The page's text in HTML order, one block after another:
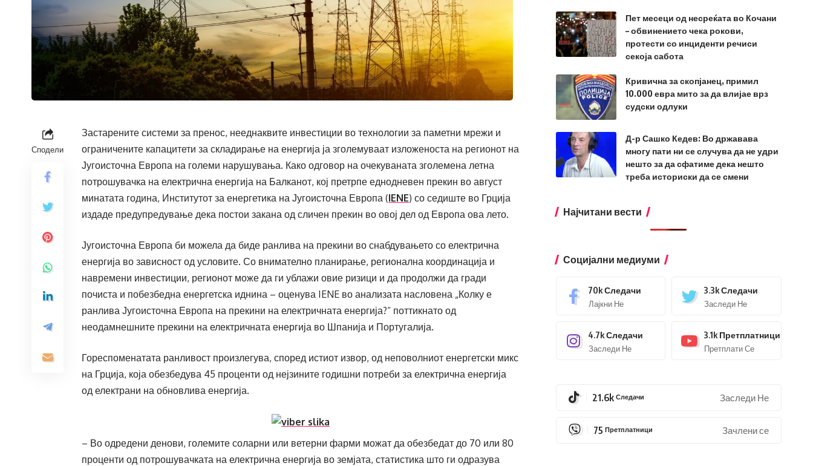
Сподели
Застарените системи за пренос, нееднаквите инвестиции во технологии за паметни мрежи и
ограничените капацитети за складирање на енергија ја зголемуваат изложеноста на регионот на
Југоисточна Европа на големи нарушувања. Како одговор на очекуваната зголемена летна
потрошувачка на електрична енергија на Балканот, кој претрпе еднодневен прекин во август
минатата година, Институтот за енергетика на Југоисточна Европа (IENE) со седиште во Грција
издаде предупредување дека постои закана од сличен прекин во овој дел од Европа ова лето.
Југоисточна Европа би можела да биде ранлива на прекини во снабдувањето со електрична
енергија во зависност од условите. Со внимателно планирање, регионална координација и
навремени инвестиции, регионот може да ги ублажи овие ризици и да продолжи да гради
почиста и побезбедна енергетска иднина – оценува IENE во анализата насловена „Колку е
ранлива Југоисточна Европа на прекини на електричната енергија?“ поттикнато од
неодамнешните прекини на електричната енергија во Шпанија и Португалија.
Гореспоменатата ранливост произлегува, според истиот извор, од неповолниот енергетски микс
на Грција, која обезбедува 45 проценти од нејзините годишни потреби за електрична енергија
од електрани на обновлива енергија.
– Во одредени денови, големите соларни или ветерни фарми можат да обезбедат до 70 или 80
проценти од потрошувачката на електрична енергија во земјата, статистика што ги одразува
Пет месеци од несреќата во Кочани
– обвинението чека рокови,
протести со инциденти речиси
секоја сабота
Кривична за скопјанец, примил
10.000 евра мито за да влијае врз
судски одлуки
Д-р Сашко Кедев: Во државава
многу пати ни се случува да не удри
нешто за да сфатиме дека нешто
треба историски да се смени
Најчитани вести
Социјални медиуми
70kСледачи
Лајкни Не
3.3kСледачи
Заследи Не
4.7kСледачи
Заследи Не
3.1k Претплатници
Претплати Се
21.6k Следачи Заследи Не
75 Претплатници Зачлени се